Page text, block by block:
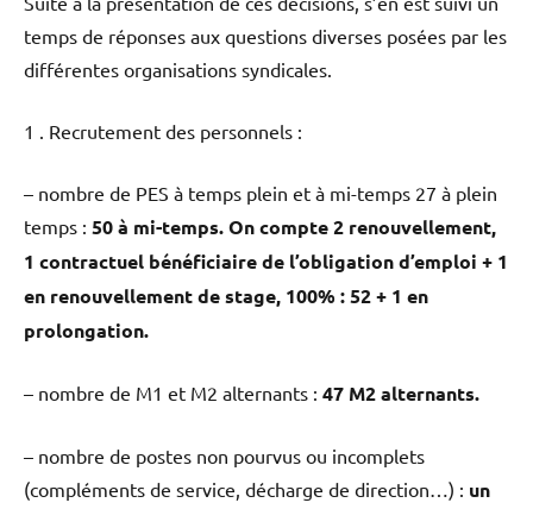
temps de réponses aux questions diverses posées par les
différentes organisations syndicales.
1 . Recrutement des personnels :
– nombre de PES à temps plein et à mi-temps 27 à plein
temps : 50 à mi-temps. On compte 2 renouvellement,
1 contractuel bénéficiaire de l’obligation d’emploi + 1
en renouvellement de stage, 100% : 52 + 1 en
prolongation.
– nombre de M1 et M2 alternants : 47 M2 alternants.
– nombre de postes non pourvus ou incomplets
(compléments de service, décharge de direction…) : un